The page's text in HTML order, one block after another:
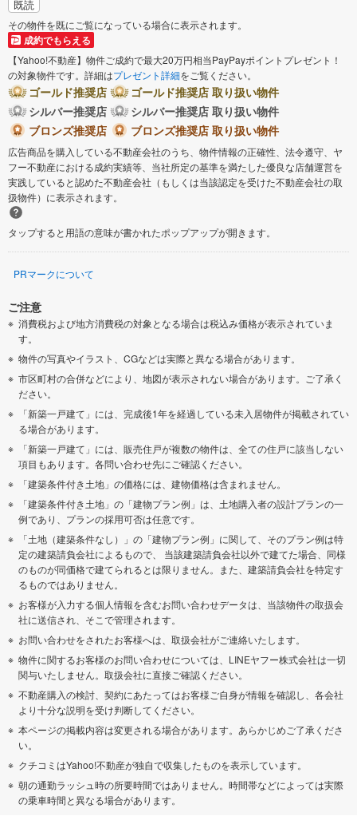
既読
その物件を既にご覧になっている場合に表示されます。
成約でもらえる
【Yahoo!不動産】物件ご成約で最大20万円相当PayPayポイントプレゼント！
の対象物件です。詳細はプレゼント詳細をご覧ください。
ゴールド推奨店
ゴールド推奨店 取り扱い物件
シルバー推奨店
シルバー推奨店 取り扱い物件
ブロンズ推奨店
ブロンズ推奨店 取り扱い物件
広告商品を購入している不動産会社のうち、物件情報の正確性、法令遵守、ヤ
フー不動産における成約実績等、当社所定の基準を満たした優良な店舗運営を
実践していると認めた不動産会社（もしくは当該認定を受けた不動産会社の取
扱物件）に表示されます。
タップすると用語の意味が書かれたポップアップが開きます。
PRマークについて
ご注意
消費税および地方消費税の対象となる場合は税込み価格が表示されていま
す。
物件の写真やイラスト、CGなどは実際と異なる場合があります。
市区町村の合併などにより、地図が表示されない場合があります。ご了承く
ださい。
「新築一戸建て」には、完成後1年を経過している未入居物件が掲載されてい
る場合があります。
「新築一戸建て」には、販売住戸が複数の物件は、全ての住戸に該当しない
項目もあります。各問い合わせ先にご確認ください。
「建築条件付き土地」の価格には、建物価格は含まれません。
「建築条件付き土地」の「建物プラン例」は、土地購入者の設計プランの一
例であり、プランの採用可否は任意です。
「土地（建築条件なし）」の「建物プラン例」に関して、そのプラン例は特
定の建築請負会社によるもので、 当該建築請負会社以外で建てた場合、同様
のものが同価格で建てられるとは限りません。また、建築請負会社を特定す
るものではありません。
お客様が入力する個人情報を含むお問い合わせデータは、当該物件の取扱会
社に送信され、そこで管理されます。
お問い合わせをされたお客様へは、取扱会社がご連絡いたします。
物件に関するお客様のお問い合わせについては、LINEヤフー株式会社は一切
関与いたしません。取扱会社に直接ご確認ください。
不動産購入の検討、契約にあたってはお客様ご自身が情報を確認し、各会社
より十分な説明を受け判断してください。
本ページの掲載内容は変更される場合があります。あらかじめご了承くださ
い。
クチコミはYahoo!不動産が独自で収集したものを表示しています。
朝の通勤ラッシュ時の所要時間ではありません。時間帯などによっては実際
の乗車時間と異なる場合があります。